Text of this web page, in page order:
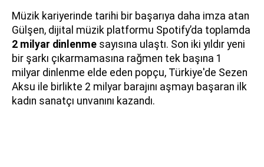
Müzik kariyerinde tarihi bir başarıya daha imza atan
Gülşen, dijital müzik platformu Spotify’da toplamda
2 milyar dinlenme sayısına ulaştı. Son iki yıldır yeni
bir şarkı çıkarmamasına rağmen tek başına 1
milyar dinlenme elde eden popçu, Türkiye'de Sezen
Aksu ile birlikte 2 milyar barajını aşmayı başaran ilk
kadın sanatçı unvanını kazandı.